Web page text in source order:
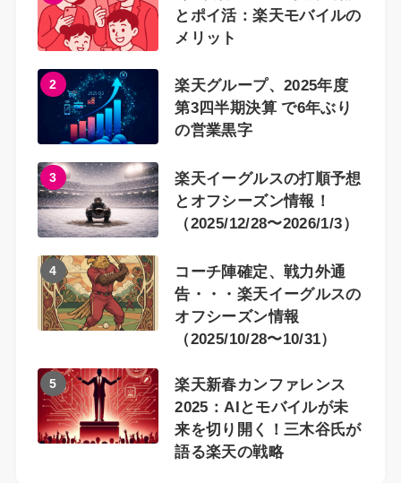
とポイ活：楽天モバイルの
メリット
2
楽天グループ、2025年度
第3四半期決算 で6年ぶり
の営業黒字
3
楽天イーグルスの打順予想
とオフシーズン情報！
（2025/12/28〜2026/1/3）
4
コーチ陣確定、戦力外通
告・・・楽天イーグルスの
オフシーズン情報
（2025/10/28〜10/31）
5
楽天新春カンファレンス
2025：AIとモバイルが未
来を切り開く！三木谷氏が
語る楽天の戦略